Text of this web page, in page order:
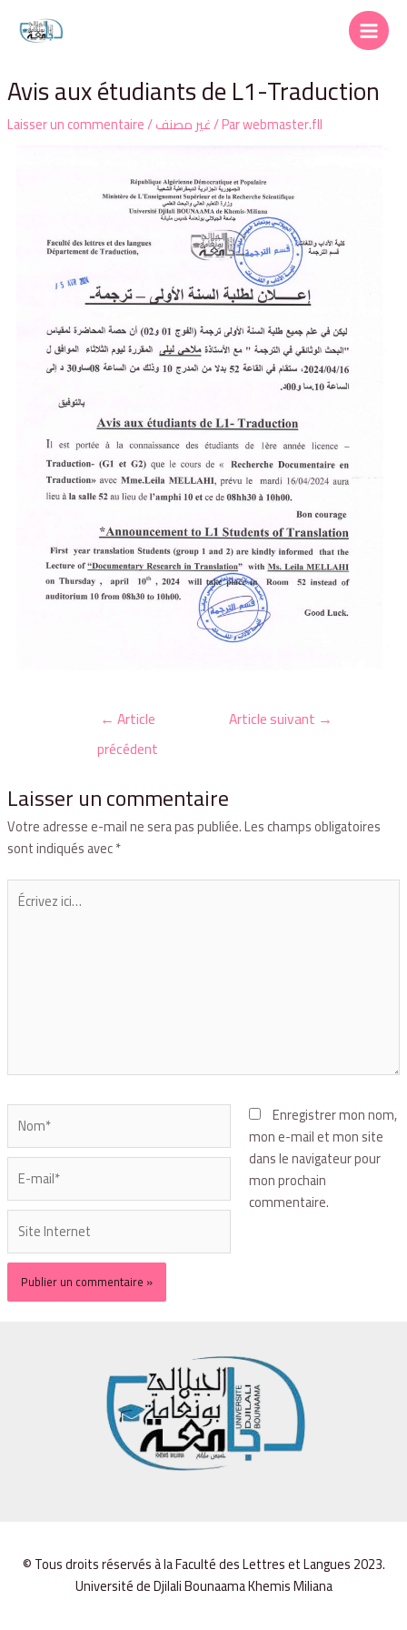
Avis aux étudiants de L1-Traduction
Laisser un commentaire/غير مصنف/ Parwebmaster.fll
← Article
précédent
Article suivant →
Laisser un commentaire
Votre adresse e-mail ne sera pas publiée.Les champs obligatoires
sont indiqués avec*
Enregistrer mon nom,
mon e-mail et mon site
dans le navigateur pour
mon prochain
commentaire.
© Tous droits réservés à la Faculté des Lettres et Langues 2023.
Université de Djilali Bounaama Khemis Miliana